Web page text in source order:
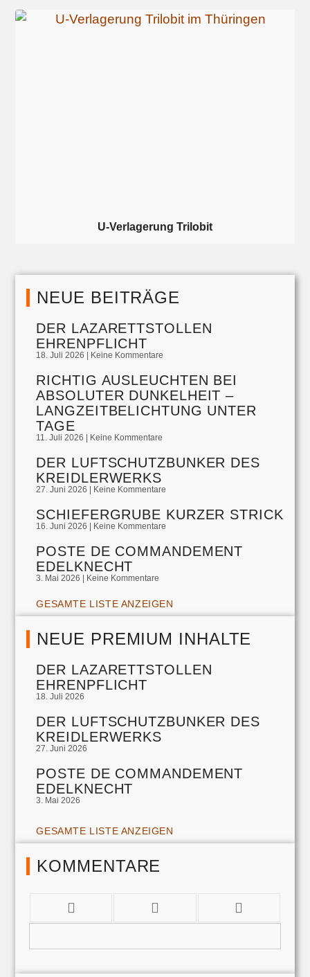
U-Verlagerung Trilobit
NEUE BEITRÄGE
DER LAZARETTSTOLLEN
EHRENPFLICHT
18. Juli 2026 Keine Kommentare
RICHTIG AUSLEUCHTEN BEI
ABSOLUTER DUNKELHEIT –
LANGZEITBELICHTUNG UNTER
TAGE
11. Juli 2026 Keine Kommentare
DER LUFTSCHUTZBUNKER DES
KREIDLERWERKS
27. Juni 2026 Keine Kommentare
SCHIEFERGRUBE KURZER STRICK
16. Juni 2026 Keine Kommentare
POSTE DE COMMANDEMENT
EDELKNECHT
3. Mai 2026 Keine Kommentare
GESAMTE LISTE ANZEIGEN
NEUE PREMIUM INHALTE
DER LAZARETTSTOLLEN
EHRENPFLICHT
18. Juli 2026
DER LUFTSCHUTZBUNKER DES
KREIDLERWERKS
27. Juni 2026
POSTE DE COMMANDEMENT
EDELKNECHT
3. Mai 2026
GESAMTE LISTE ANZEIGEN
KOMMENTARE